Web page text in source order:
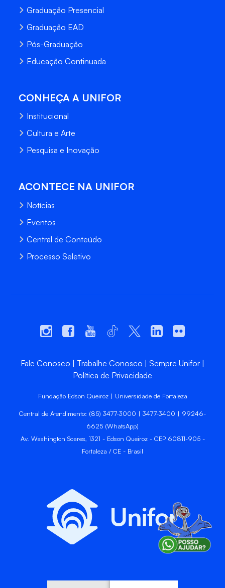
Graduação Presencial
Graduação EAD
Pós-Graduação
Educação Continuada
CONHEÇA A UNIFOR
Institucional
Cultura e Arte
Pesquisa e Inovação
ACONTECE NA UNIFOR
Notícias
Eventos
Central de Conteúdo
Processo Seletivo
Fale Conosco Trabalhe Conosco
Sempre Unifor
Política de Privacidade
Fundação Edson Queiroz | Universidade de Fortaleza
Central de Atendimento: (85) 3477-3000 | 3477-3400 | 99246-
6625 (WhatsApp)
Av. Washington Soares, 1321 - Edson Queiroz - CEP 60811-905 -
Fortaleza / CE - Brasil